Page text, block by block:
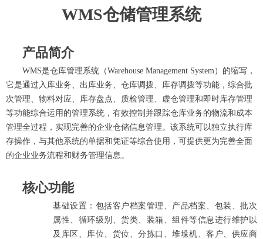
WMS仓储管理系统
产品简介
WMS是仓库管理系统（Warehouse Management System）的缩写，
它是通过入库业务、出库业务、仓库调拨、库存调拨等功能，综合批
次管理、物料对应、库存盘点、质检管理、虚仓管理和即时库存管理
等功能综合运用的管理系统，有效控制并跟踪仓库业务的物流和成本
管理全过程，实现完善的企业仓储信息管理。该系统可以独立执行库
存操作，与其他系统的单据和凭证等综合使用，可提供更为完善全面
的企业业务流程和财务管理信息。
核心功能
基础设置：包括客户档案管理、产品档案、包装、批次
属性、循环级别、货类、装箱、组件等信息进行维护以
及库区、库位、货位、分拣口、堆垛机、客户、供应商